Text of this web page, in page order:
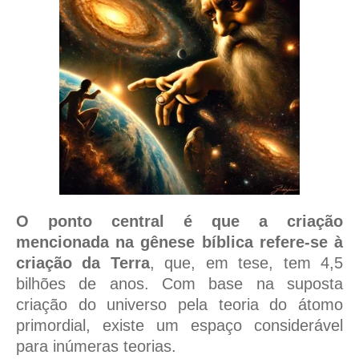
O ponto central é que a criação
mencionada na gênese bíblica refere-se à
criação da Terra, que, em tese, tem 4,5
bilhões de anos. Com base na suposta
criação do universo pela teoria do átomo
primordial, existe um espaço considerável
para inúmeras teorias.